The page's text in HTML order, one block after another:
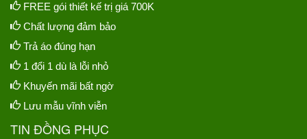
FREE gói thiết kế trị giá 700K
Chất lượng đảm bảo
Trả áo đúng hạn
1 đổi 1 dù là lỗi nhỏ
Khuyến mãi bất ngờ
Lưu mẫu vĩnh viễn
TIN ĐỒNG PHỤC